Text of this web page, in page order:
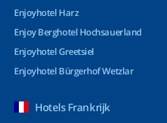
Enjoyhotel Harz
Enjoy Berghotel Hochsauerland
Enjoyhotel Greetsiel
Enjoyhotel Bürgerhof Wetzlar
Hotels Frankrijk